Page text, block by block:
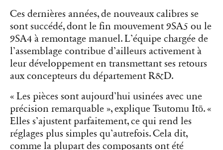
Ces dernières années, de nouveaux calibres se
sont succédé, dont le fin mouvement 9SA5 ou le
9SA4 à remontage manuel. L’équipe chargée de
l’assemblage contribue d’ailleurs activement à
leur développement en transmettant ses retours
aux concepteurs du département R&D.
« Les pièces sont aujourd’hui usinées avec une
précision remarquable », explique Tsutomu Itō. «
Elles s’ajustent parfaitement, ce qui rend les
réglages plus simples qu’autrefois. Cela dit,
comme la plupart des composants ont été